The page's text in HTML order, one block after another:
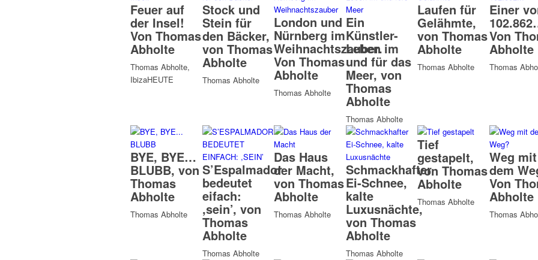
Feuer auf
der Insel!
Von Thomas
Abholte
Thomas Abholte,
IbizaHEUTE
Stock und
Stein für
den Bäcker,
von Thomas
Abholte
Thomas Abholte
London und
Nürnberg im
Weihnachtszauber.
Von Thomas
Abholte
Thomas Abholte
Ein
Künstler-
Leben im
und für das
Meer, von
Thomas
Abholte
Thomas Abholte
Laufen für
Gelähmte,
von Thomas
Abholte
Thomas Abholte
Einer
Von
Abholte
Thomas
BYE, BYE…
BLUBB, von
Thomas
Abholte
Thomas Abholte
S’Espalmador
bedeutet
eifach:
,sein’, von
Thomas
Abholte
Thomas Abholte
Das Haus
der Macht,
von Thomas
Abholte
Thomas Abholte
Schmackhafter
Ei-Schnee,
kalte
Luxusnächte,
von Thomas
Abholte
Thomas Abholte
Tief
gestapelt,
von Thomas
Abholte
Thomas Abholte
Weg mit
dem
Von
Abholte
Thomas